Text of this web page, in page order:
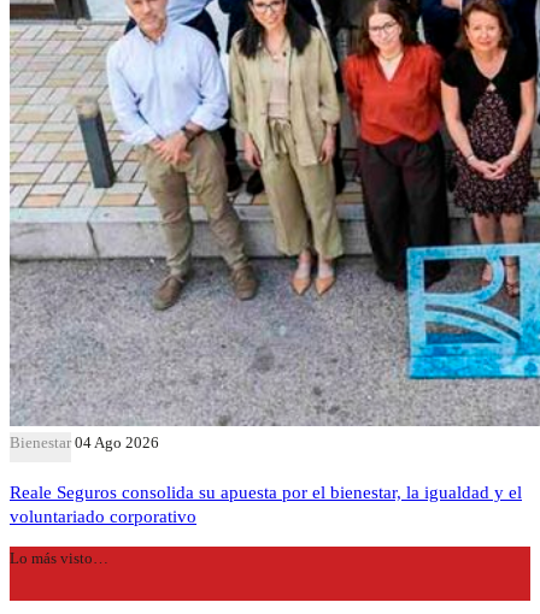
Bienestar 04 Ago 2026
Reale Seguros consolida su apuesta por el bienestar, la igualdad y el
voluntariado corporativo
Lo más visto…